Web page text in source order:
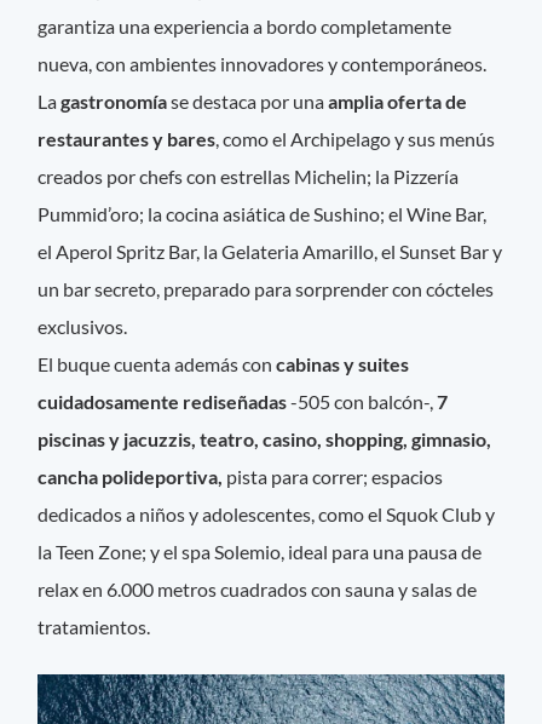
garantiza una experiencia a bordo completamente
nueva, con ambientes innovadores y contemporáneos.
Lagastronomíase destaca por unaamplia oferta de
restaurantes y bares , como el Archipelago y sus menús
creados por chefs con estrellas Michelin; la Pizzería
Pummid’oro; la cocina asiática de Sushino; el Wine Bar,
el Aperol Spritz Bar, la Gelateria Amarillo, el Sunset Bar y
un bar secreto, preparado para sorprender con cócteles
exclusivos.
El buque cuenta además concabinas y suites
cuidadosamente rediseñadas-505 con balcón-,7
piscinas y jacuzzis, teatro, casino, shopping, gimnasio,
cancha polideportiva, pista para correr; espacios
dedicados a niños y adolescentes, como el Squok Club y
la Teen Zone; y el spa Solemio, ideal para una pausa de
relax en 6.000 metros cuadrados con sauna y salas de
tratamientos.